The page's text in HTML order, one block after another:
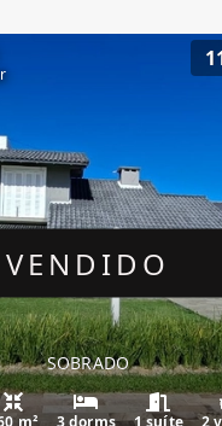
VENDIDO
SOBRADO
m² 3 dorms 1 suíte 2